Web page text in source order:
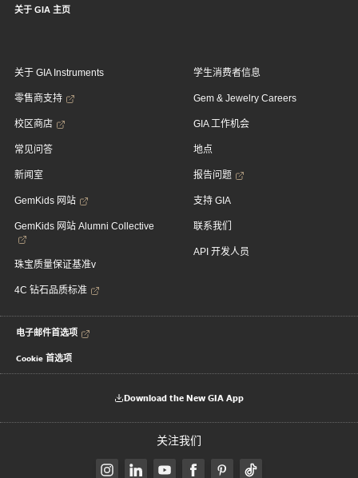
关于 GIA 主页
关于 GIA Instruments
零售商支持
校区商店
常见问答
新闻室
GemKids 网站
GemKids 网站 Alumni Collective
珠宝质量保证基准v
4C 钻石品质标准
学生消费者信息
Gem & Jewelry Careers
GIA 工作机会
地点
报告问题
支持 GIA
联系我们
API 开发人员
电子邮件首选项
Cookie 首选项
Download the New GIA App
关注我们